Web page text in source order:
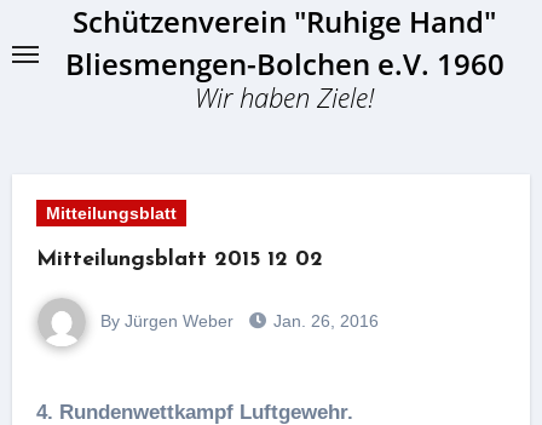
to
Schützenverein "Ruhige Hand"
Bliesmengen-Bolchen e.V. 1960
Wir haben Ziele!
Mitteilungsblatt
Mitteilungsblatt 2015 12 02
By Jürgen Weber Jan. 26, 2016
4. Rundenwettkampf Luftgewehr.